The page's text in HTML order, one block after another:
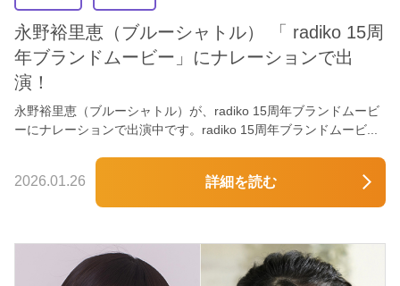
永野裕里恵（ブルーシャトル） 「 radiko 15周
年ブランドムービー」にナレーションで出
演！
永野裕里恵（ブルーシャトル）が、radiko 15周年ブランドムービ
ーにナレーションで出演中です。radiko 15周年ブランドムービ...
2026.01.26 詳細を読む